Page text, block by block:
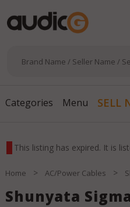
Categories Menu SELL
This listing has expired. It is
Home > AC/Power Cables >
Shunyata